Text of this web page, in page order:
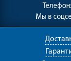
Телефон:
Мы в